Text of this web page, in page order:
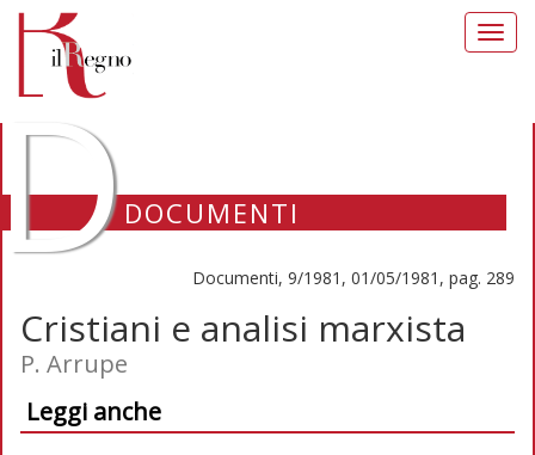
DOCUMENTI
Documenti, 9/1981, 01/05/1981, pag. 289
Cristiani e analisi marxista
P. Arrupe
Leggi anche